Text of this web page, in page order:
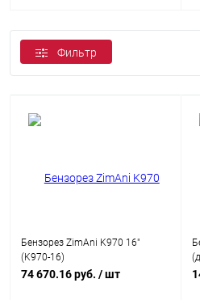
Фильтр
Бензорез ZimAni K970 16"
(K970-16)
74 670.16 руб. / шт
с